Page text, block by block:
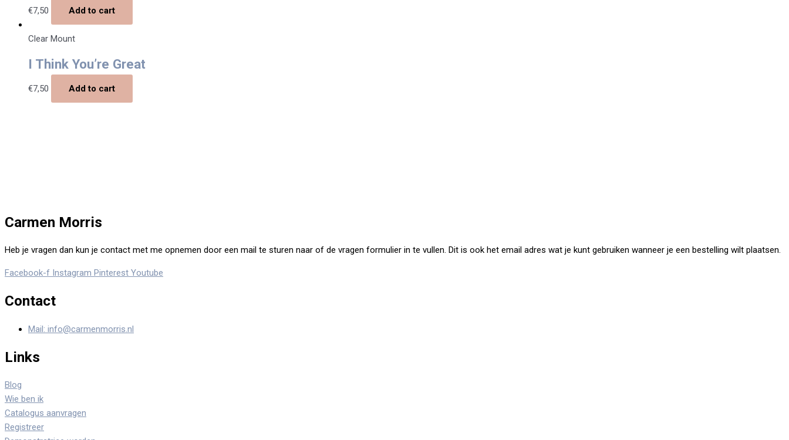
€7,50 Add to cart
Clear Mount
I Think You’re Great
€7,50 Add to cart
Carmen Morris
Heb je vragen dan kun je contact met me opnemen door een mail te sturen naar of de vragen formulier in te vullen. Dit is ook het email adres wat je kunt gebruiken wanneer je een bestelling wilt plaatsen.
Facebook-f Instagram Pinterest Youtube
Contact
Mail: info@carmenmorris.nl
Links
Blog
Wie ben ik
Catalogus aanvragen
Registreer